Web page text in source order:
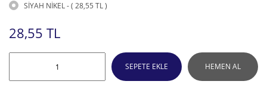
SİYAH NİKEL - ( 28,55 TL )
28,55 TL
SEPETE EKLE HEMEN AL